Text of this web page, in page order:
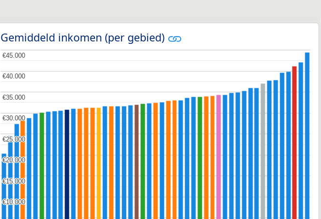
Gemiddeld inkomen (per gebied)
€10.000
€10.000
€15.000
€15.000
€20.000
€20.000
€25.000
€25.000
€30.000
€30.000
€35.000
€35.000
€40.000
€40.000
€45.000
€45.000